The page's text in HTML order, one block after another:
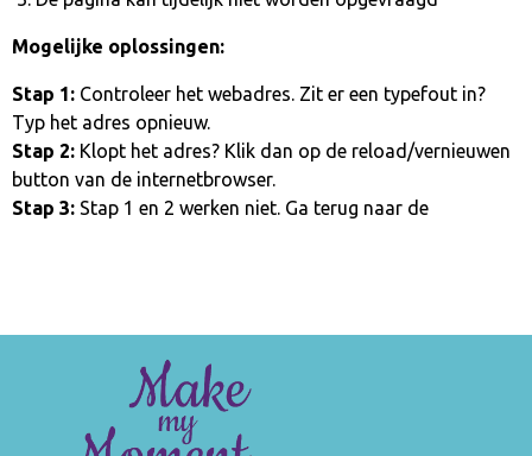
Mogelijke oplossingen:
Stap 1: Controleer het webadres. Zit er een typefout in?
Typ het adres opnieuw.
Stap 2: Klopt het adres? Klik dan op de reload/vernieuwen
button van de internetbrowser.
Stap 3: Stap 1 en 2 werken niet. Ga terug naar de